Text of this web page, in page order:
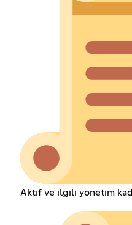
Aktif ve ilgili yönetim